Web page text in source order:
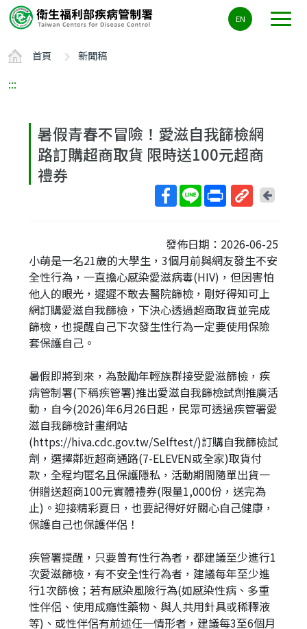
要
容
ALT+C
EN
首頁 新聞稿
:::
暑假青春不冒險！愛滋自我篩檢網
路訂購超商取貨 限時送100元超商
禮券
短
網
址
回
頁
發佈日期：2026-06-25
小萌是一名21歲的大學生，3個月前與網友發生不安
全性行為，一直擔心感染愛滋病毒(HIV)，但因害怕
他人的眼光，遲遲不敢去醫院篩檢，剛好得知可上
網訂購愛滋自我篩檢，下決心透過超商取貨並完成
篩檢，也提醒自己下次發生性行為一定要使用保險
套保護自己。
暑假即將到來，為鼓勵年輕族群接受愛滋篩檢，疾
病管制署(下稱疾管署)推出愛滋自我篩檢試劑推廣活
動，自今(2026)年6月26日起，民眾可透過疾管署愛
滋自我篩檢計畫網站
(https://hiva.cdc.gov.tw/Selftest/)訂購自我篩檢試
劑，選擇鄰近超商通路(7-ELEVEN或全家)取貨付
款，全程均匿名且保護隱私，活動期間隨單出貨一
併贈送超商100元實體禮券(限量1,000份，送完為
止)。迎接精彩夏日，也要記得好好關心自己健康，
保護自己也保護伴侶！
疾管署提醒，只要曾有性行為者，都建議至少進行1
次愛滋篩檢，有不安全性行為者，建議每年至少進
行1次篩檢；若有感染風險行為(如感染性病、多重
性伴侶、使用成癮性藥物、與人共用針具或稀釋液
等)、或性伴侶有前述任一情形者，建議每3至6個月